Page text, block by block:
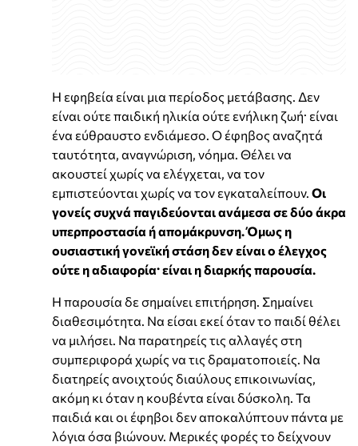
Η εφηβεία είναι μια περίοδος μετάβασης. Δεν
είναι ούτε παιδική ηλικία ούτε ενήλικη ζωή· είναι
ένα εύθραυστο ενδιάμεσο. Ο έφηβος αναζητά
ταυτότητα, αναγνώριση, νόημα. Θέλει να
ακουστεί χωρίς να ελέγχεται, να τον
εμπιστεύονται χωρίς να τον εγκαταλείπουν. Οι
γονείς συχνά παγιδεύονται ανάμεσα σε δύο άκρα
υπερπροστασία ή απομάκρυνση. Όμως η
ουσιαστική γονεϊκή στάση δεν είναι ο έλεγχος
ούτε η αδιαφορία· είναι η διαρκής παρουσία.
Η παρουσία δε σημαίνει επιτήρηση. Σημαίνει
διαθεσιμότητα. Να είσαι εκεί όταν το παιδί θέλει
να μιλήσει. Να παρατηρείς τις αλλαγές στη
συμπεριφορά χωρίς να τις δραματοποιείς. Να
διατηρείς ανοιχτούς διαύλους επικοινωνίας,
ακόμη κι όταν η κουβέντα είναι δύσκολη. Τα
παιδιά και οι έφηβοι δεν αποκαλύπτουν πάντα με
λόγια όσα βιώνουν. Μερικές φορές το δείχνουν